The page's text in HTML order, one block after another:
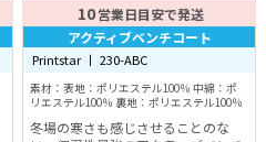
10営業日目安で発送
アクティブベンチコート
Printstar 丨 230-ABC
素材：表地：ポリエステル100％ 中綿：ポ
リエステル100％ 裏地：ポリエステル100％
冬場の寒さも感じさせることのな